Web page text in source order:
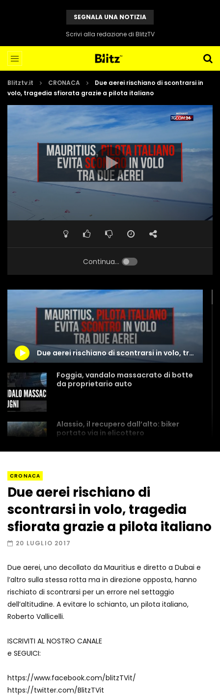
SEGNALA UNA NOTIZIA
Scrivi alla redazione di BlitzTV
Blitztv.it CRONACA
Due aerei rischiano di scontrarsi in
volo, tragedia sfiorata grazie a pilota italiano
Continua...
Due aerei rischiano di scontrarsi in volo, tragedia sfiorata grazie a pilota italiano
Foggia, vandalo massacrato di botte
da proprietario auto
Alassio, il recupero dall’alto: biker
portato via in elicottero
Un metro di neve in poche ore a Prato
Nevoso
Roma, la metro C diventa un museo:
ecco cosa c’è nelle nuove stazioni
Lucca, blitz della Finanza nello studio
showroom
CRONACA
Due aerei rischiano di
scontrarsi in volo, tragedia
sfiorata grazie a pilota italiano
20 LUGLIO 2017
Due aerei, uno decollato da Mauritius e diretto a Dubai e
l’altro sulla stessa rotta ma in direzione opposta, hanno
rischiato di scontrarsi per un errore nel settaggio
dell’altitudine. A evitare lo schianto, un pilota italiano,
Roberto Vallicelli.
ISCRIVITI AL NOSTRO CANALE
e SEGUICI:
https://www.facebook.com/blitzTVit/
https://twitter.com/BlitzTVit